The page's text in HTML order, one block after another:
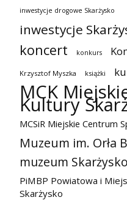
inwestycje drogowe Skarżysko
inwestycje
koncert konkurs
Krzysztof Myszka książki
MCK
Kultury
MCSiR Miejskie Centrum
Muzeum im. Orła
muzeum Skarżysko
PiMBP Powiatowa i
Skarżysko